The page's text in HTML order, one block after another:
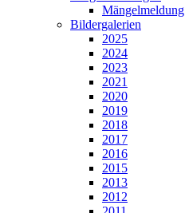
Mängelmeldung
Bildergalerien
2025
2024
2023
2021
2020
2019
2018
2017
2016
2015
2013
2012